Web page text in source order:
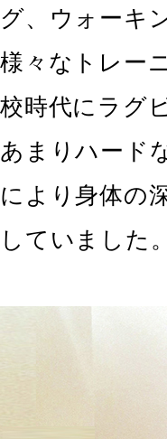
グ、ウォーキ
様々なトレー
校時代にラグ
あまりハード
により身体の
していました。